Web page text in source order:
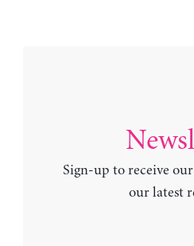
Sign-up to receive
our latest